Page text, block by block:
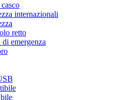
internazionali
retto
emergenza